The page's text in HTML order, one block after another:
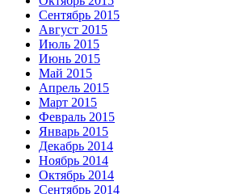
Сентябрь 2015
Август 2015
Июль 2015
Июнь 2015
Май 2015
Апрель 2015
Март 2015
Февраль 2015
Январь 2015
Декабрь 2014
Ноябрь 2014
Октябрь 2014
Сентябрь 2014